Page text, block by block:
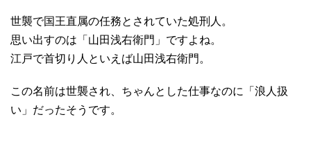
世襲で国王直属の任務とされていた処刑人。
思い出すのは「山田浅右衛門」ですよね。
江戸で首切り人といえば山田浅右衛門。
この名前は世襲され、ちゃんとした仕事なのに「浪人扱
い」だったそうです。